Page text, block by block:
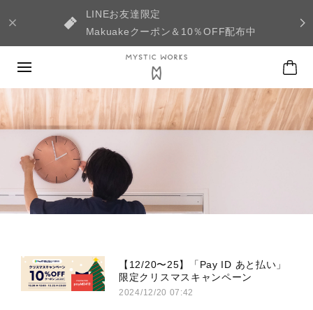
LINEお友達限定
Makuakeクーポン＆10％OFF配布中
【12/20〜25】「Pay ID あと払い」
限定クリスマスキャンペーン
2024/12/20 07:42